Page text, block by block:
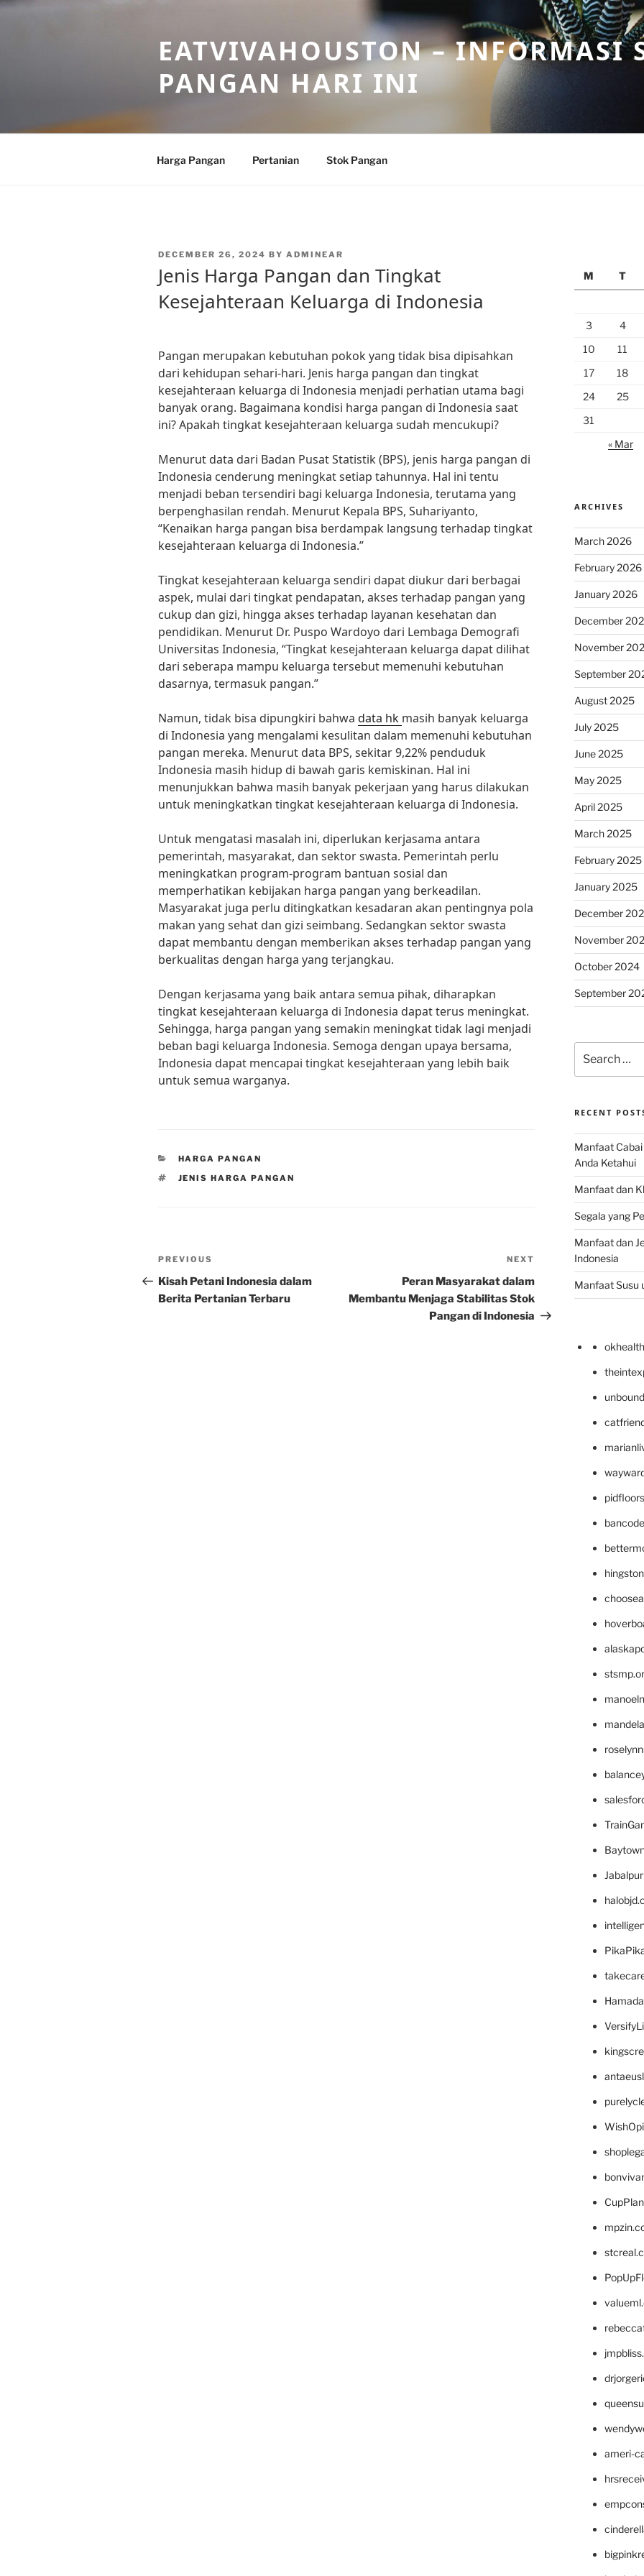
Skip
EATVIVAHOUSTON – INFORMASI
PANGAN HARI INI
Harga Pangan Pertanian Stok Pangan
POSTED
DECEMBER 26, 2024 BY ADMINEAR
Jenis Harga Pangan dan Tingkat
Kesejahteraan Keluarga di Indonesia
Pangan merupakan kebutuhan pokok yang tidak bisa dipisahkan
dari kehidupan sehari-hari. Jenis harga pangan dan tingkat
kesejahteraan keluarga di Indonesia menjadi perhatian utama bagi
banyak orang. Bagaimana kondisi harga pangan di Indonesia saat
ini? Apakah tingkat kesejahteraan keluarga sudah mencukupi?
Menurut data dari Badan Pusat Statistik (BPS), jenis harga pangan di
Indonesia cenderung meningkat setiap tahunnya. Hal ini tentu
menjadi beban tersendiri bagi keluarga Indonesia, terutama yang
berpenghasilan rendah. Menurut Kepala BPS, Suhariyanto,
“Kenaikan harga pangan bisa berdampak langsung terhadap tingkat
kesejahteraan keluarga di Indonesia.”
Tingkat kesejahteraan keluarga sendiri dapat diukur dari berbagai
aspek, mulai dari tingkat pendapatan, akses terhadap pangan yang
cukup dan gizi, hingga akses terhadap layanan kesehatan dan
pendidikan. Menurut Dr. Puspo Wardoyo dari Lembaga Demografi
Universitas Indonesia, “Tingkat kesejahteraan keluarga dapat dilihat
dari seberapa mampu keluarga tersebut memenuhi kebutuhan
dasarnya, termasuk pangan.”
Namun, tidak bisa dipungkiri bahwa data hk masih banyak keluarga
di Indonesia yang mengalami kesulitan dalam memenuhi kebutuhan
pangan mereka. Menurut data BPS, sekitar 9,22% penduduk
Indonesia masih hidup di bawah garis kemiskinan. Hal ini
menunjukkan bahwa masih banyak pekerjaan yang harus dilakukan
untuk meningkatkan tingkat kesejahteraan keluarga di Indonesia.
Untuk mengatasi masalah ini, diperlukan kerjasama antara
pemerintah, masyarakat, dan sektor swasta. Pemerintah perlu
meningkatkan program-program bantuan sosial dan
memperhatikan kebijakan harga pangan yang berkeadilan.
Masyarakat juga perlu ditingkatkan kesadaran akan pentingnya pola
makan yang sehat dan gizi seimbang. Sedangkan sektor swasta
dapat membantu dengan memberikan akses terhadap pangan yang
berkualitas dengan harga yang terjangkau.
Dengan kerjasama yang baik antara semua pihak, diharapkan
tingkat kesejahteraan keluarga di Indonesia dapat terus meningkat.
Sehingga, harga pangan yang semakin meningkat tidak lagi menjadi
beban bagi keluarga Indonesia. Semoga dengan upaya bersama,
Indonesia dapat mencapai tingkat kesejahteraan yang lebih baik
untuk semua warganya.
CATEGORIES
HARGA PANGAN
TAGS
JENIS HARGA PANGAN
Post
navigation
Previous
Post
PREVIOUS
Kisah Petani Indonesia dalam
Berita Pertanian Terbaru
Post
NEXT
Peran Masyarakat dalam
Membantu Menjaga Stabilitas Stok
Pangan di Indonesia
M
T
3
4
10
11
17
18
24
25
31
« Mar
ARCHIVES
March 2026
February 2026
January 2026
December
November
September
August 2025
July 2025
June 2025
May 2025
April 2025
March 2025
February 2025
January 2025
December
November
October 2024
September
for:
RECENT
Manfaat
Anda Ketahui
Manfaat dan
Segala yang
Manfaat dan
Indonesia
Manfaat Susu
ameri-